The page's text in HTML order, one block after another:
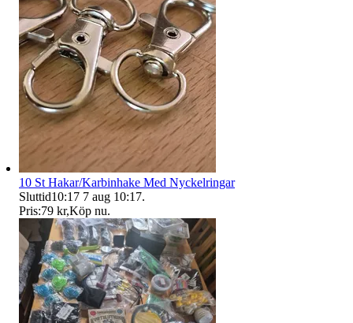
10 St Hakar/Karbinhake Med Nyckelringar
Sluttid10:17 7 aug 10:17.
Pris:79 kr,Köp nu.